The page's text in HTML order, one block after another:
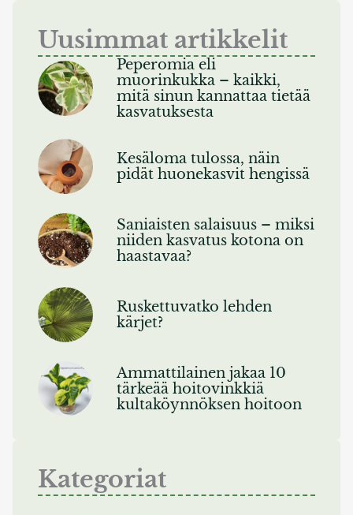
Uusimmat artikkelit
Peperomia eli
muorinkukka – kaikki,
mitä sinun kannattaa tietää
kasvatuksesta
Kesäloma tulossa, näin
pidät huonekasvit hengissä
Saniaisten salaisuus – miksi
niiden kasvatus kotona on
haastavaa?
Ruskettuvatko lehden
kärjet?
Ammattilainen jakaa 10
tärkeää hoitovinkkiä
kultaköynnöksen hoitoon
Kategoriat